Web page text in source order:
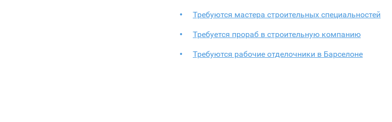
Требуются мастера строительных специальностей
Требуется прораб в строительную компанию
Требуются рабочие отделочники в Барселоне